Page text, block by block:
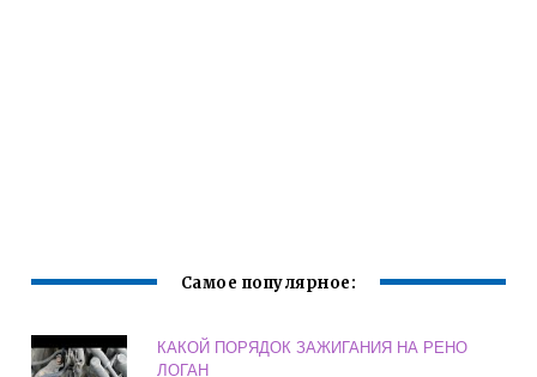
Самое популярное:
КАКОЙ ПОРЯДОК ЗАЖИГАНИЯ НА РЕНО
ЛОГАН